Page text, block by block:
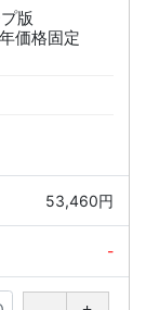
版
価格固定
53,460円
-